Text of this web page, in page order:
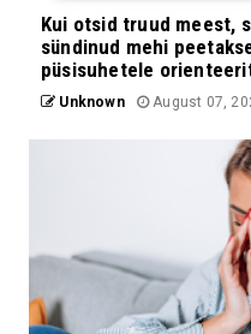
Kui otsid truud meest,
sündinud mehi
püsisuhetele
Unknown August 07,